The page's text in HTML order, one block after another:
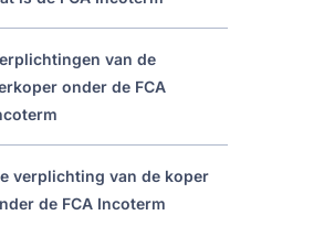
van de
onder de FCA
verplichting van de koper
de FCA Incoterm